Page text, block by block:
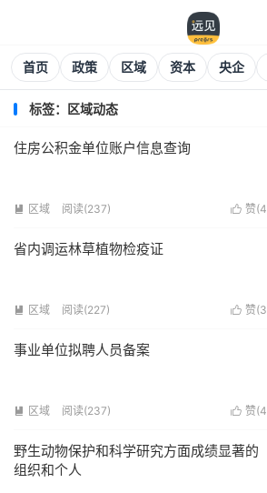
首页 政策 区域 资本 央企
标签：区域动态
住房公积金单位账户信息查询
 赞(4
 区域 阅读(237)
省内调运林草植物检疫证
 赞(3
 区域 阅读(227)
事业单位拟聘人员备案
 赞(4
 区域 阅读(237)
野生动物保护和科学研究方面成绩显著的
组织和个人